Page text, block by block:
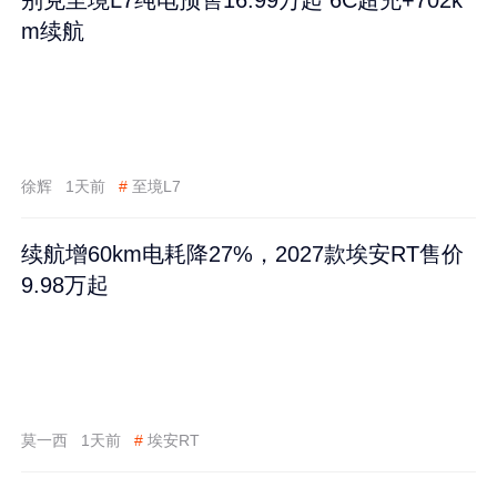
m续航
徐辉 1天前 # 至境L7
续航增60km电耗降27%，2027款埃安RT售价
9.98万起
莫一西 1天前 # 埃安RT